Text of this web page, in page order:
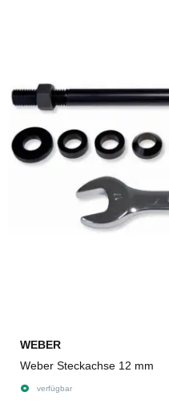
WEBER
Weber Steckachse 12 mm
verfügbar